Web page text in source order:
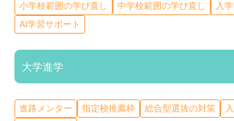
小学校範囲の学び直し 中学校範囲の学び直し
入
AI学習サポート
大学進学
進路メンター 指定校推薦枠 総合型選抜の対策